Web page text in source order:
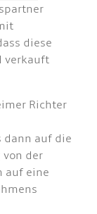
diese
verkauft
Richter
dann auf die
der
auf eine